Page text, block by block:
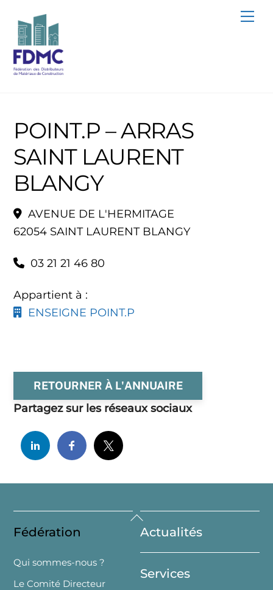
content
POINT.P – ARRAS
SAINT LAURENT
BLANGY
AVENUE DE L'HERMITAGE
62054 SAINT LAURENT BLANGY
03 21 21 46 80
Appartient à :
ENSEIGNE POINT.P
RETOURNER À L'ANNUAIRE
Partagez sur les réseaux sociaux
Back
To
Top
Fédération
Qui sommes-nous ?
Le Comité Directeur
Actualités
Services